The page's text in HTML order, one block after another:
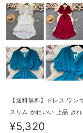
【送料無料】ドレス ワ
スリム かわいい 上品 き
¥5,320